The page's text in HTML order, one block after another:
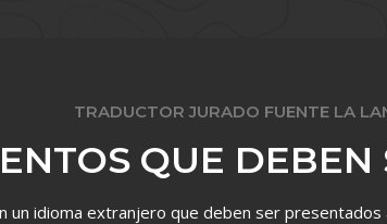
TRADUCTOR JURADO FUENTE LA
QUE DEBEN
un idioma extranjero que deben ser